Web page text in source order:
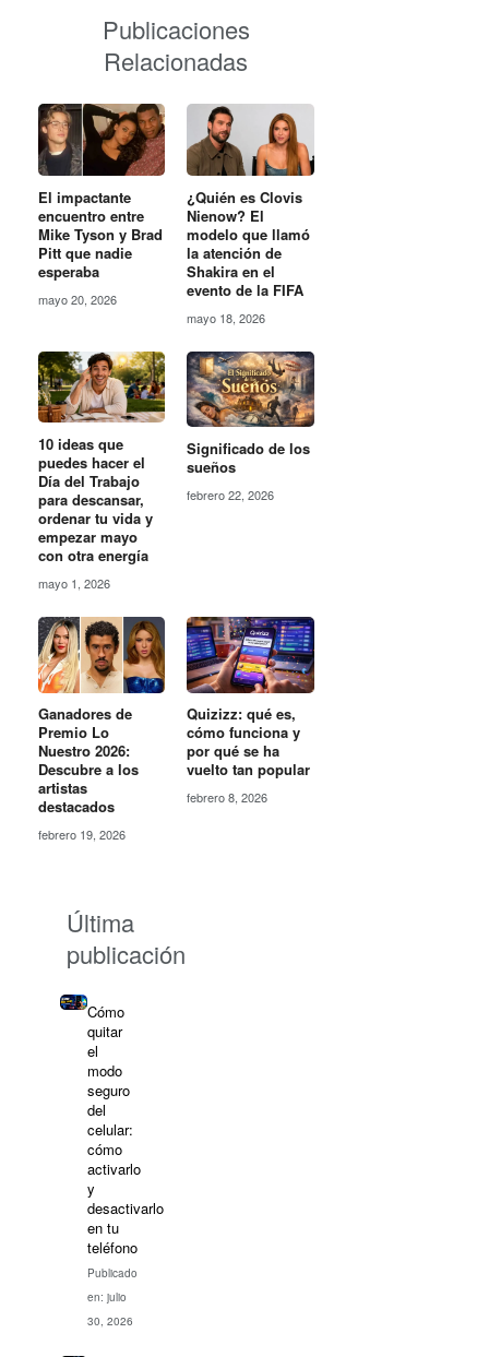
Publicaciones
Relacionadas
El impactante
encuentro entre
Mike Tyson y Brad
Pitt que nadie
esperaba
mayo 20, 2026
¿Quién es Clovis
Nienow? El
modelo que llamó
la atención de
Shakira en el
evento de la FIFA
mayo 18, 2026
10 ideas que
puedes hacer el
Día del Trabajo
para descansar,
ordenar tu vida y
empezar mayo
con otra energía
mayo 1, 2026
Significado de los
sueños
febrero 22, 2026
Ganadores de
Premio Lo
Nuestro 2026:
Descubre a los
artistas
destacados
febrero 19, 2026
Quizizz: qué es,
cómo funciona y
por qué se ha
vuelto tan popular
febrero 8, 2026
Última
publicación
Cómo
quitar
el
modo
seguro
del
celular:
cómo
activarlo
y
desactivarlo
en tu
teléfono
Publicado
en: julio
30, 2026